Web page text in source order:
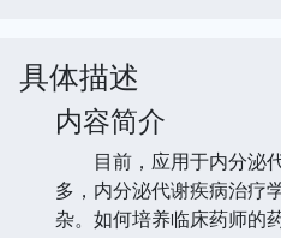
具体描述
内容简介
目前，应用于内分泌
多，内分泌代谢疾病治疗
杂。如何培养临床药师的